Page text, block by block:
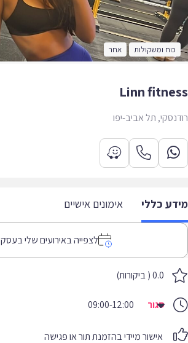
כוח ומשקולות אחר
Linn
תל אביב-יפו
כללי אימונים אישיים
לצפייה באירועים שלי בעסק זה
0.0 ( ביקורות)
סגור 09:00-12:00
אישור מיידי בהזמנת תור או פגישה